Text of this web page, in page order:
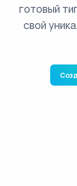
готовый
свой